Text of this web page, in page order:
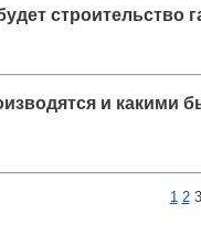
строительство
и какими
1 23